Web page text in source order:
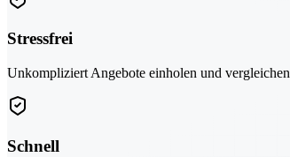
Stressfrei
Unkompliziert Angebote einholen und vergleichen
Schnell